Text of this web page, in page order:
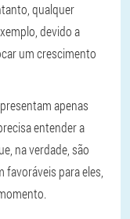
qualquer
devido a
um crescimento
apenas
entender a
na verdade, são
​​para eles,